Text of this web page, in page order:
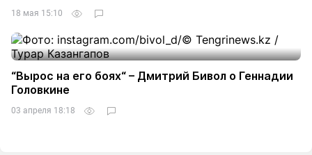
18 мая 15:10
“Вырос на его боях“ – Дмитрий Бивол о Геннадии
Головкине
03 апреля 18:18